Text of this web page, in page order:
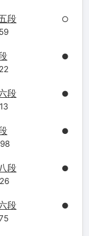
段 ○
●
段 ●
●
段 ●
段 ●